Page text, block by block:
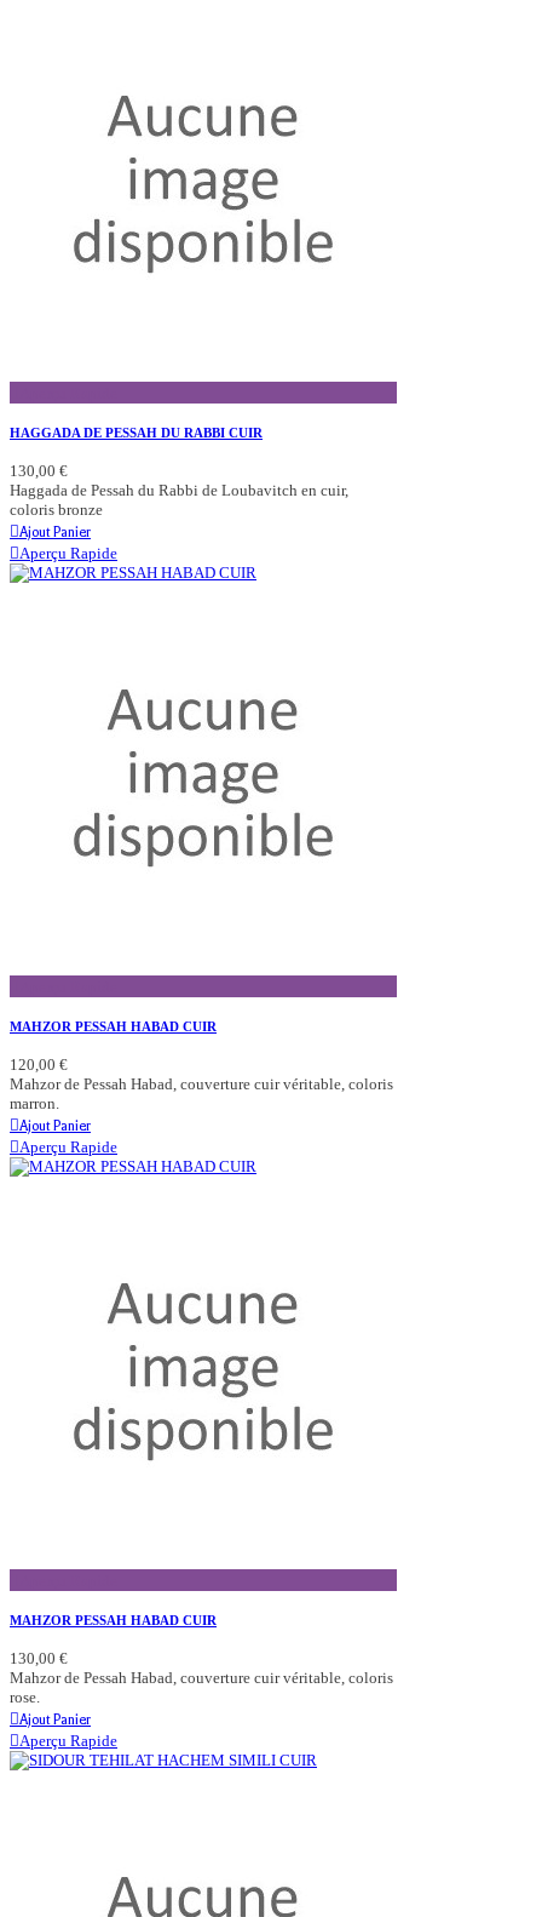
HAGGADA DE PESSAH DU RABBI CUIR
130,00 €
Haggada de Pessah du Rabbi de Loubavitch en cuir,
coloris bronze
Ajout Panier
Aperçu Rapide
MAHZOR PESSAH HABAD CUIR
120,00 €
Mahzor de Pessah Habad, couverture cuir véritable, coloris
marron.
Ajout Panier
Aperçu Rapide
MAHZOR PESSAH HABAD CUIR
130,00 €
Mahzor de Pessah Habad, couverture cuir véritable, coloris
rose.
Ajout Panier
Aperçu Rapide